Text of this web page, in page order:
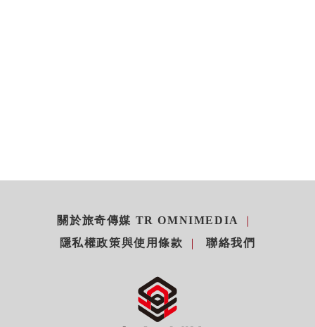
關於旅奇傳媒 TR OMNIMEDIA
隱私權政策與使用條款
聯絡我們